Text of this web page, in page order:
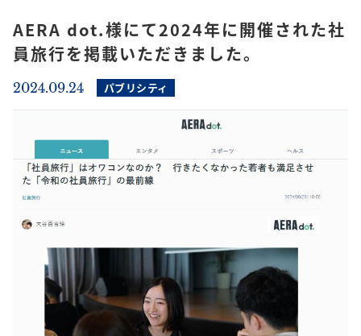
AERA dot.様にて2024年に開催された社
員旅行を掲載いただきました。
2024.09.24 パブリシティ